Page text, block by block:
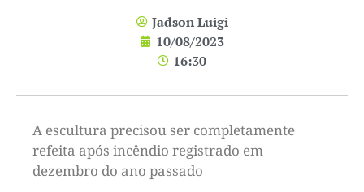
Jadson Luigi
10/08/2023
16:30
A escultura precisou ser completamente
refeita após incêndio registrado em
dezembro do ano passado